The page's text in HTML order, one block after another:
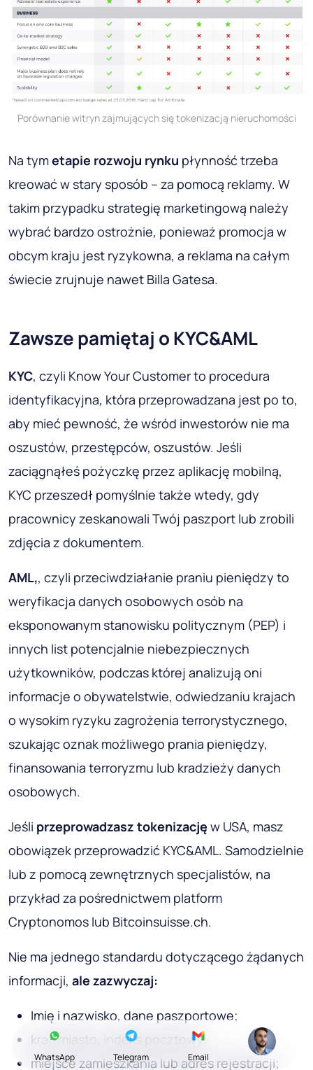
Porównanie witryn zajmujących się tokenizacją nieruchomości
Na tymetapie rozwoju rynku płynność trzeba
kreować w stary sposób – za pomocą reklamy. W
takim przypadku strategię marketingową należy
wybrać bardzo ostrożnie, ponieważ promocja w
obcym kraju jest ryzykowna, a reklama na całym
świecie zrujnuje nawet Billa Gatesa.
Zawsze pamiętaj o KYC&AML
KYC, czyli Know Your Customer to procedura
identyfikacyjna, która przeprowadzana jest po to,
aby mieć pewność, że wśród inwestorów nie ma
oszustów, przestępców, oszustów. Jeśli
zaciągnąłeś pożyczkę przez aplikację mobilną,
KYC przeszedł pomyślnie także wtedy, gdy
pracownicy zeskanowali Twój paszport lub zrobili
zdjęcia z dokumentem.
AML,, czyli przeciwdziałanie praniu pieniędzy to
weryfikacja danych osobowych osób na
eksponowanym stanowisku politycznym (PEP) i
innych list potencjalnie niebezpiecznych
użytkowników, podczas której analizują oni
informacje o obywatelstwie, odwiedzaniu krajach
o wysokim ryzyku zagrożenia terrorystycznego,
szukając oznak możliwego prania pieniędzy,
finansowania terroryzmu lub kradzieży danych
osobowych.
Jeśli przeprowadzasz tokenizację w USA, masz
obowiązek przeprowadzić KYC&AML. Samodzielnie
lub z pomocą zewnętrznych specjalistów, na
przykład za pośrednictwem platform
Cryptonomos lub Bitcoinsuisse.ch.
Nie ma jednego standardu dotyczącego żądanych
informacji, ale zazwyczaj:
Imię i nazwisko, dane paszportowe;
kraj, miasto, indeks pocztowy;
miejsce zamieszkania lub adres rejestracji;
WhatsApp Telegram Email